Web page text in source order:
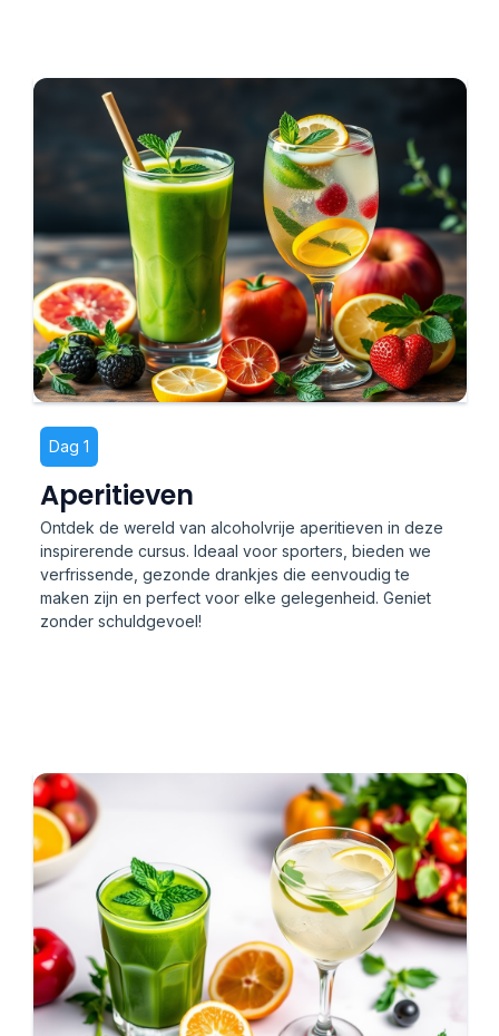
Dag 1
Aperitieven
Ontdek de wereld van alcoholvrije aperitieven in deze
inspirerende cursus. Ideaal voor sporters, bieden we
verfrissende, gezonde drankjes die eenvoudig te
maken zijn en perfect voor elke gelegenheid. Geniet
zonder schuldgevoel!